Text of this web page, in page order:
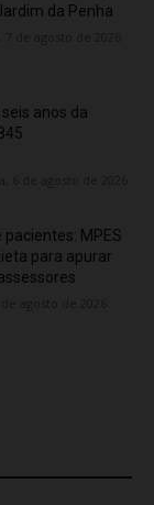
da Penha
anos da
MPES
para apurar